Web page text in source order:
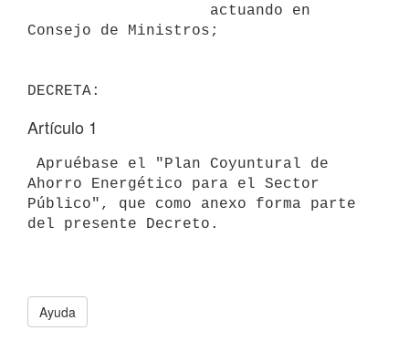
Consejo de Ministros;
Artículo 1
Ahorro Energético para el Sector
Público", que como anexo forma parte
Ayuda